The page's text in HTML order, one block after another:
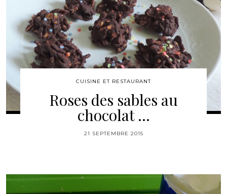
CUISINE ET RESTAURANT
Roses des sables au
chocolat …
21 SEPTEMBRE 2015